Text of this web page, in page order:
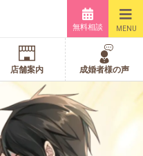
無料相談 MENU
店舗案内 成婚者様の声